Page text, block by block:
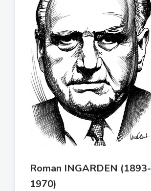
Roman INGARDEN (1893-
1970)